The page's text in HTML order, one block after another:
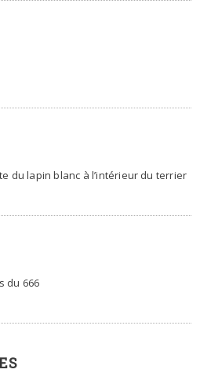
du lapin blanc à l’intérieur du terrier
du 666